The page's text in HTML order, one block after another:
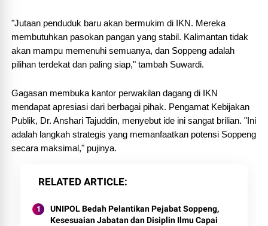
"Jutaan penduduk baru akan bermukim di IKN. Mereka
membutuhkan pasokan pangan yang stabil. Kalimantan tidak
akan mampu memenuhi semuanya, dan Soppeng adalah
pilihan terdekat dan paling siap," tambah Suwardi.
Gagasan membuka kantor perwakilan dagang di IKN
mendapat apresiasi dari berbagai pihak. Pengamat Kebijakan
Publik, Dr. Anshari Tajuddin, menyebut ide ini sangat brilian. "Ini
adalah langkah strategis yang memanfaatkan potensi Soppeng
secara maksimal," pujinya.
RELATED ARTICLE
UNIPOL Bedah Pelantikan Pejabat Soppeng,
Kesesuaian Jabatan dan Disiplin Ilmu Capai